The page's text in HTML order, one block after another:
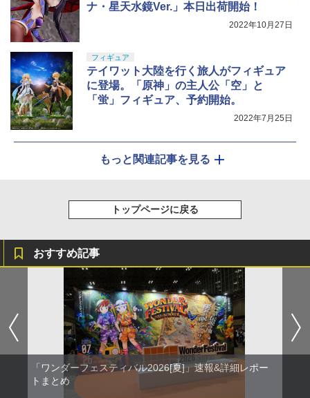
ナ・星天水鏡Ver.」本日出荷開始！
2022年10月27日
フィギュア
テイワット大陸を行く旅人がフィギュア
に登場。「原神」の主人公「空」と
「蛍」フィギュア、予約開始。
2022年7月25日
もっと関連記事を見る
トップページに戻る
おすすめ記事
「ワンダーフェスティバル2026[夏]」速報&詳細レポー
トまとめ